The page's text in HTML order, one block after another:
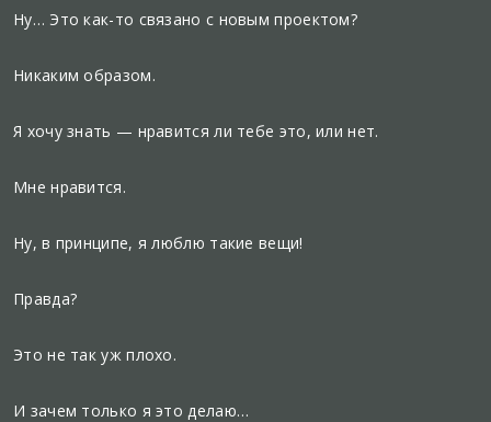
Ну… Это как-то связано с новым проектом?
Никаким образом.
Я хочу знать — нравится ли тебе это, или нет.
Мне нравится.
Ну, в принципе, я люблю такие вещи!
Правда?
Это не так уж плохо.
И зачем только я это делаю…